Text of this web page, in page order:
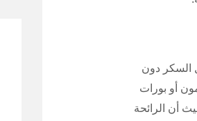
السكر دون
أو بورات
أن الرائحة